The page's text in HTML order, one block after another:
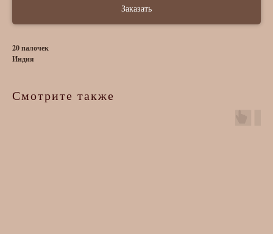
Заказать
20 палочек
Индия
Смотрите также